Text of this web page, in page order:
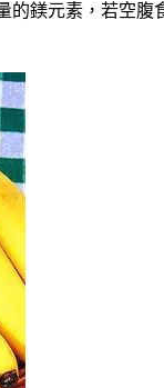
的鎂元素，若空腹